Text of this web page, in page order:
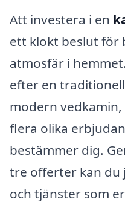
Att investera i en
ett klokt beslut för
atmosfär i
efter en
modern
flera olika
bestämmer dig.
tre offerter kan du
och tjänster som